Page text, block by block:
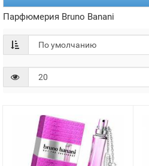
Парфюмерия Bruno Banani